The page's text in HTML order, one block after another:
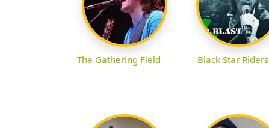
The Gathering Field Black Star Riders